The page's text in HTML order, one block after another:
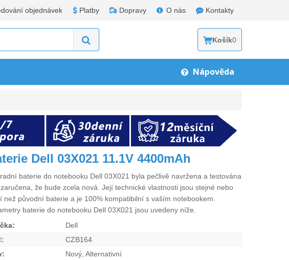
objednávek Platby Dopravy O nás Kontakty
Košík0
Nápověda
Dell 03X021 11.1V 4400mAh
baterie do notebooku Dell 03X021 byla pečlivě navržena a testována
že bude zcela nová. Její technické vlastnosti jsou stejné nebo
než původní baterie a je 100% kompatibilní s vaším notebookem.
baterie do notebooku Dell 03X021 jsou uvedeny níže.
Dell
CZB164
Nový, Alternativní